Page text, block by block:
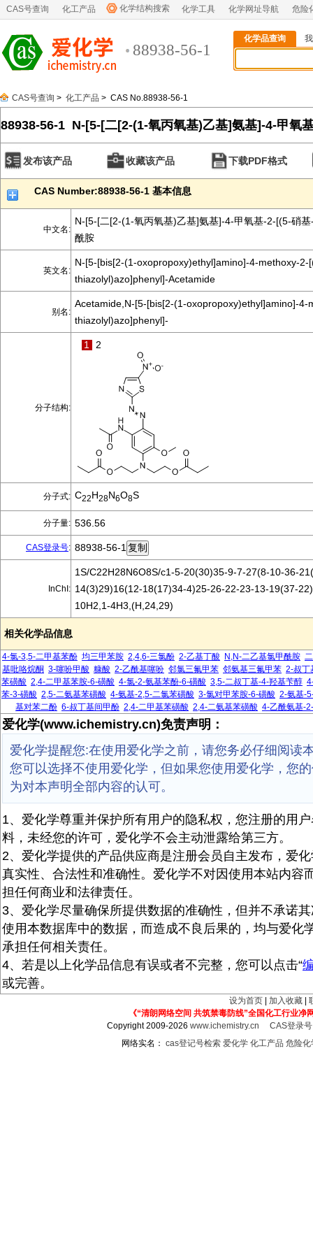
CAS号查询 化工产品 化学结构搜索 化学工具 化学网址导航 危险
88938-56-1
化学品查询
CAS号查询 > 化工产品 > CAS No.88938-56-1
88938-56-1 N-[5-[二[2-(1-氧丙氧基)乙基]氨基]-4-甲氧
基)偶氮]苯基]乙酰胺
发布该产品 收藏该产品 下载PDF格式
CAS Number:88938-56-1 基本信息
中文名:
N-[5-[二[2-(1-氧丙氧基)乙基]氨基]-4-甲氧基-2-[(5-硝
酰胺
英文名:
N-[5-[bis[2-(1-oxopropoxy)ethyl]amino]-4-methoxy-2-
thiazolyl)azo]phenyl]-Acetamide
别名:
Acetamide,N-[5-[bis[2-(1-oxopropoxy)ethyl]amino]-4-
thiazolyl)azo]phenyl]-
分子结构:
1 2
分子式: C22H28N6O8S
分子量: 536.56
CAS登录号: 88938-56-1
InChI:
1S/C22H28N6O8S/c1-5-20(30)35-9-7-27(8-10-36-
14(3)29)16(12-18(17)34-4)25-26-22-23-13-19(37-
10H2,1-4H3,(H,24,29)
相关化学品信息
4-氯-3,5-二甲基苯酚 均三甲苯胺 2,4,6-三氯酚 2-乙基丁酸 N,N-二乙基氯甲酰胺
基吡咯烷酮 3-噻吩甲酸 糠酸 2-乙酰基噻吩 邻氯三氟甲苯 邻氨基三氟甲苯 2-叔丁
苯磺酸 2,4-二甲基苯胺-6-磺酸 4-氯-2-氨基苯酚-6-磺酸 3,5-二叔丁基-4-羟基苄醇
苯-3-磺酸 2,5-二氨基苯磺酸 4-氨基-2,5-二氯苯磺酸 3-氯对甲苯胺-6-磺酸 2-氨基-
基对苯二酚 6-叔丁基间甲酚 2,4-二甲基苯磺酸 2,4-二氨基苯磺酸 4-乙酰氨基-
爱化学(www.ichemistry.cn)免责声明：
爱化学提醒您:在使用爱化学之前，请您务必仔细阅读
您可以选择不使用爱化学，但如果您使用爱化学，您
为对本声明全部内容的认可。
1、爱化学尊重并保护所有用户的隐私权，您注册的用
料，未经您的许可，爱化学不会主动泄露给第三方。
2、爱化学提供的产品供应商是注册会员自主发布，爱
真实性、合法性和准确性。爱化学不对因使用本站内容
担任何商业和法律责任。
3、爱化学尽量确保所提供数据的准确性，但并不承诺
使用本数据库中的数据，而造成不良后果的，均与爱化
承担任何相关责任。
4、若是以上化学品信息有误或者不完整，您可以点击“
或完善。
设为首页 加入收藏
《“清朗网络空间 共筑禁毒防线”全国化工行业净
Copyright 2009-2026www.ichemistry.cn
CAS登录
网络实名： cas登记号检索 爱化学 化工产品 危险化